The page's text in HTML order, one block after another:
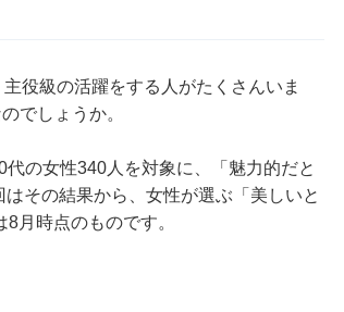
役級の活躍をする人がたくさんいま
でしょうか。
の女性340人を対象に、「魅力的だと
その結果から、女性が選ぶ「美しいと
月時点のものです。